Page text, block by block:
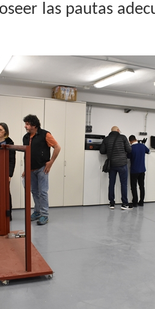
las pautas